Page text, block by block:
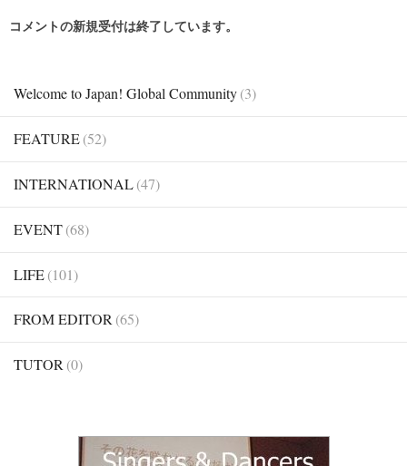
コメントの新規受付は終了しています。
Welcome to Japan! Global Community(3)
FEATURE(52)
INTERNATIONAL(47)
EVENT(68)
LIFE(101)
FROM EDITOR(65)
TUTOR (0)